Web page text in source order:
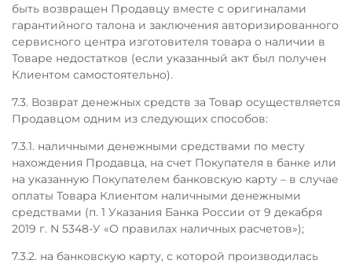
быть возвращен Продавцу вместе с оригиналами
гарантийного талона и заключения авторизированного
сервисного центра изготовителя товара о наличии в
Товаре недостатков (если указанный акт был получен
Клиентом самостоятельно).
7.3. Возврат денежных средств за Товар осуществляется
Продавцом одним из следующих способов:
7.3.1. наличными денежными средствами по месту
нахождения Продавца, на счет Покупателя в банке или
на указанную Покупателем банковскую карту – в случае
оплаты Товара Клиентом наличными денежными
средствами (п. 1 Указания Банка России от 9 декабря
2019 г. N 5348-У «О правилах наличных расчетов»);
7.3.2. на банковскую карту, с которой производилась